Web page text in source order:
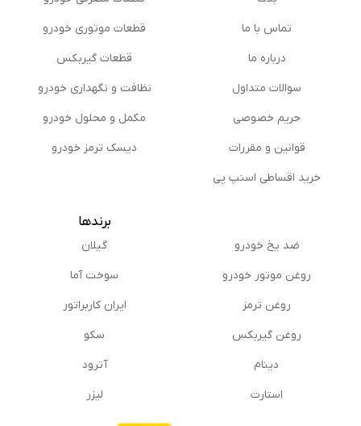
تماس با ما
درباره ما
سوالات متداول
حریم خصوصی
قوانین و مقررات
خرید اقساطی اسنپ پی
قطعات موتوری خودرو
قطعات گیربکس
نظافت و نگهداری خودرو
مكمل و محلول خودرو
دیسک ترمز خودرو
ضد یخ خودرو
روغن موتور خودرو
روغن ترمز
روغن گیربكس
دینام
استارت
برندها
گیلان
سوخت آما
ایران کاربراتور
سکو
آترود
لیزر